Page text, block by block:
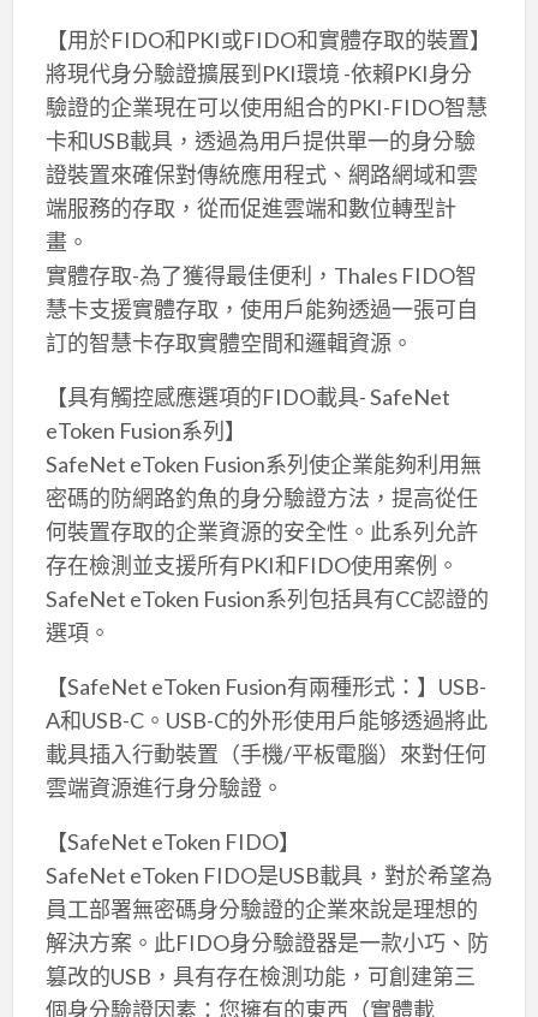
【用於FIDO和PKI或FIDO和實體存取的裝置】
將現代身分驗證擴展到PKI環境 -依賴PKI身分
驗證的企業現在可以使用組合的PKI-FIDO智慧
卡和USB載具，透過為用戶提供單一的身分驗
證裝置來確保對傳統應用程式、網路網域和雲
端服務的存取，從而促進雲端和數位轉型計
畫。
實體存取-為了獲得最佳便利，Thales FIDO智
慧卡支援實體存取，使用戶能夠透過一張可自
訂的智慧卡存取實體空間和邏輯資源。
【具有觸控感應選項的FIDO載具- SafeNet
eToken Fusion系列】
SafeNet eToken Fusion系列使企業能夠利用無
密碼的防網路釣魚的身分驗證方法，提高從任
何裝置存取的企業資源的安全性。此系列允許
存在檢測並支援所有PKI和FIDO使用案例。
SafeNet eToken Fusion系列包括具有CC認證的
選項。
【SafeNet eToken Fusion有兩種形式：】USB-
A和USB-C。USB-C的外形使用戶能够透過將此
載具插入行動裝置（手機/平板電腦）來對任何
雲端資源進行身分驗證。
【SafeNet eToken FIDO】
SafeNet eToken FIDO是USB載具，對於希望為
員工部署無密碼身分驗證的企業來說是理想的
解決方案。此FIDO身分驗證器是一款小巧、防
篡改的USB，具有存在檢測功能，可創建第三
個身分驗證因素：您擁有的東西（實體載